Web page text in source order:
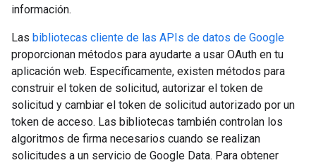
información.
Las bibliotecas cliente de las APIs de datos de Google
proporcionan métodos para ayudarte a usar OAuth en tu
aplicación web. Específicamente, existen métodos para
construir el token de solicitud, autorizar el token de
solicitud y cambiar el token de solicitud autorizado por un
token de acceso. Las bibliotecas también controlan los
algoritmos de firma necesarios cuando se realizan
solicitudes a un servicio de Google Data. Para obtener